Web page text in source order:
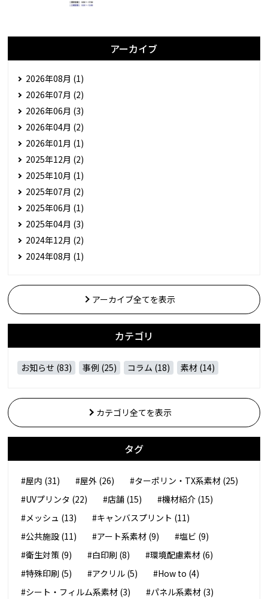
アーカイブ
2026年08月 (1)
2026年07月 (2)
2026年06月 (3)
2026年04月 (2)
2026年01月 (1)
2025年12月 (2)
2025年10月 (1)
2025年07月 (2)
2025年06月 (1)
2025年04月 (3)
2024年12月 (2)
2024年08月 (1)
アーカイブ全てを表示
カテゴリ
お知らせ (83) 事例 (25) コラム (18) 素材 (14)
カテゴリ全てを表示
タグ
#屋内 (31) #屋外 (26)
#ターポリン・TX系素材 (25)
#UVプリンタ (22)
#店舗 (15)
#機材紹介 (15)
#メッシュ (13)
#キャンバスプリント (11)
#公共施設 (11)
#アート系素材 (9)
#塩ビ (9)
#衛生対策 (9)
#白印刷 (8)
#環境配慮素材 (6)
#特殊印刷 (5)
#アクリル (5)
#How to (4)
#シート・フィルム系素材 (3)
#パネル系素材 (3)